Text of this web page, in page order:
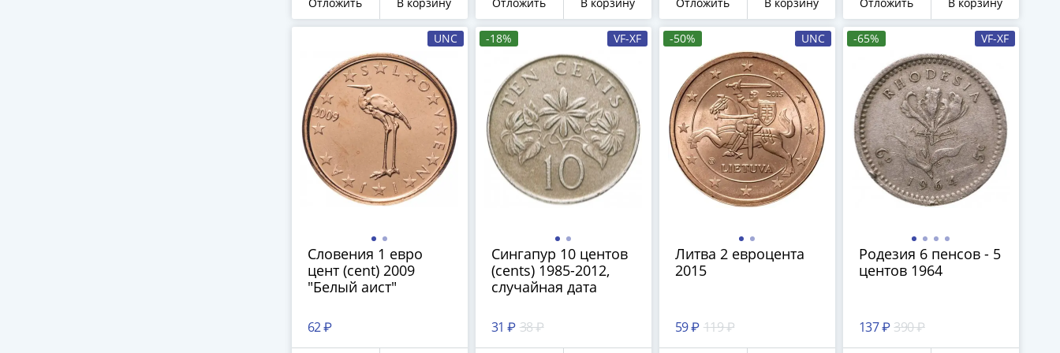
UNC
Словения 1 евро
цент (cent) 2009
"Белый аист"
62 ₽
-18% VF-XF
Сингапур 10 центов
(cents) 1985-2012,
случайная дата
31 ₽ 38 ₽
-50% UNC
Литва 2 евроцента
2015
59 ₽ 119 ₽
-65% VF-XF
Родезия 6 пенсов - 5
центов 1964
137 ₽ 390 ₽